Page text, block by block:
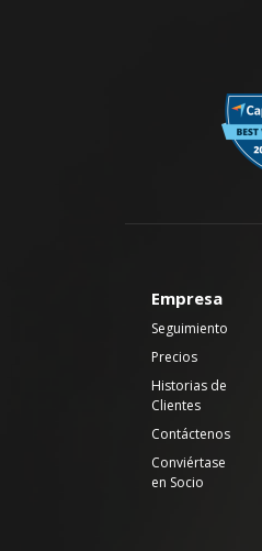
Empresa
Seguimiento
Precios
Historias de
Clientes
Contáctenos
Conviértase
en Socio